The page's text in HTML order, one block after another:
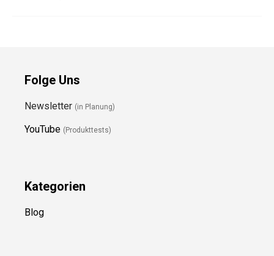
Folge Uns
Newsletter (in Planung)
YouTube (Produkttests)
Kategorien
Blog